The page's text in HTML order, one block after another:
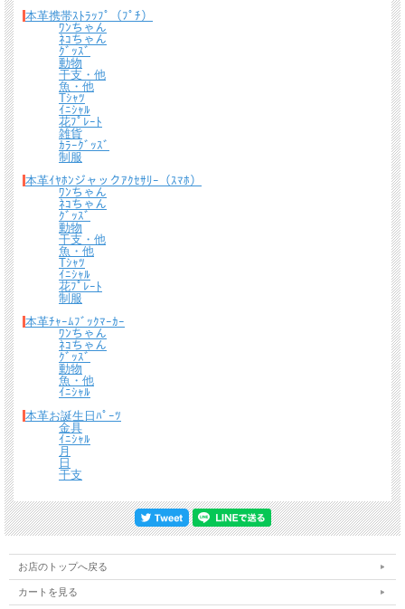
・ご注文後の名入れの追加・変更、また返品は不可
詳しくはこちらから
手描きで革を焦がしながら名入れをするため文字は均一なものにならず、焦げた部
分は少し凹凸ができます。あなただけの革小物に。
ギフトラッピングについて
全商品無料で簡易ラッピングの上お送りしております。
大切な贈り物の場合は革のチャームやリボンが付いた有料のラッピングも承ってお
※ 写真は一例です。ラッピング材等は予告なく変更となる場合があります。
＊ 詳しくはこちらから
*有料ラッピング（M)
キーホルダーなど小さい品物はギフト袋にお入れして本革製のチャームをお付けし
本革携帯ｽﾄﾗｯﾌﾟ（ﾌﾟﾁ）
ﾜﾝちゃん
ﾈｺちゃん
ｸﾞｯｽﾞ
動物
干支・他
魚・他
Tｼｬﾂ
ｲﾆｼｬﾙ
花ﾌﾟﾚｰﾄ
雑貨
ｶﾗｰｸﾞｯｽﾞ
制服
本革ｲﾔﾎﾝジャックｱｸｾｻﾘｰ（ｽﾏﾎ）
ﾜﾝちゃん
ﾈｺちゃん
ｸﾞｯｽﾞ
動物
干支・他
魚・他
Tｼｬﾂ
ｲﾆｼｬﾙ
花ﾌﾟﾚｰﾄ
制服
本革ﾁｬｰﾑﾌﾞｯｸﾏｰｶｰ
ﾜﾝちゃん
ﾈｺちゃん
ｸﾞｯｽﾞ
動物
魚・他
ｲﾆｼｬﾙ
本革お誕生日ﾊﾟｰﾂ
金具
ｲﾆｼｬﾙ
月
日
干支
お店のトップへ戻る
カートを見る